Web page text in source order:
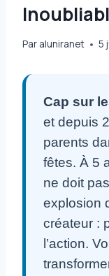
Par aluniranet 5
Cap sur
et depuis
parents
fêtes. À 5
ne doit
explosion
créateur :
l’action.